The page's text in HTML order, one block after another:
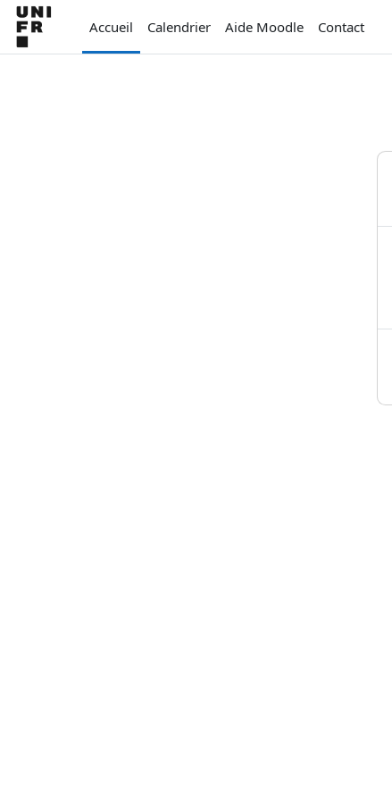
Passer au contenu principal
Accueil
Calendrier Aide Moodle Contact